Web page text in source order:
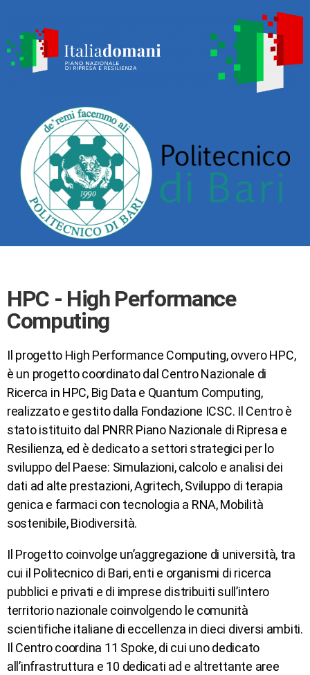
HPC - High Performance
Computing
Il progetto High Performance Computing, ovvero HPC,
è un progetto coordinato dal Centro Nazionale di
Ricerca in HPC, Big Data e Quantum Computing,
realizzato e gestito dalla Fondazione ICSC. Il Centro è
stato istituito dal PNRR Piano Nazionale di Ripresa e
Resilienza, ed è dedicato a settori strategici per lo
sviluppo del Paese: Simulazioni, calcolo e analisi dei
dati ad alte prestazioni, Agritech, Sviluppo di terapia
genica e farmaci con tecnologia a RNA, Mobilità
sostenibile, Biodiversità.
Il Progetto coinvolge un’aggregazione di università, tra
cui il Politecnico di Bari, enti e organismi di ricerca
pubblici e privati e di imprese distribuiti sull’intero
territorio nazionale coinvolgendo le comunità
scientifiche italiane di eccellenza in dieci diversi ambiti.
Il Centro coordina 11 Spoke, di cui uno dedicato
all’infrastruttura e 10 dedicati ad e altrettante aree